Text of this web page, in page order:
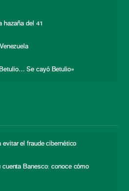
hazaña del 41
Se cayó Betulio»
evitar el fraude cibernético
cuenta Banesco: conoce cómo